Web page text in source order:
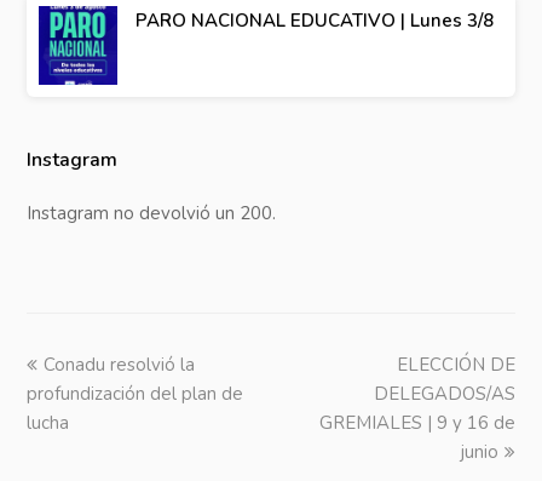
PARO NACIONAL EDUCATIVO | Lunes 3/8
Instagram
Instagram no devolvió un 200.
previous
post:
Conadu resolvió la
profundización del plan de
lucha
next
post:
ELECCIÓN DE
DELEGADOS/AS
GREMIALES | 9 y 16 de
junio